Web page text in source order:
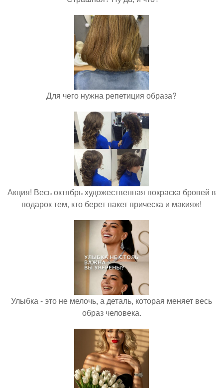
Для чего нужна репетиция образа?
Акция! Весь октябрь художественная покраска бровей в
подарок тем, кто берет пакет прическа и макияж!
Улыбка - это не мелочь, а деталь, которая меняет весь
образ человека.